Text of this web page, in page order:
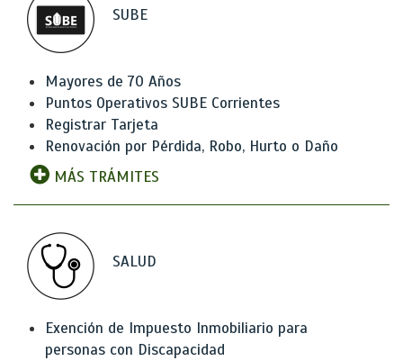
SUBE
Mayores de 70 Años
Puntos Operativos SUBE Corrientes
Registrar Tarjeta
Renovación por Pérdida, Robo, Hurto o Daño
MÁS TRÁMITES
SALUD
Exención de Impuesto Inmobiliario para
personas con Discapacidad